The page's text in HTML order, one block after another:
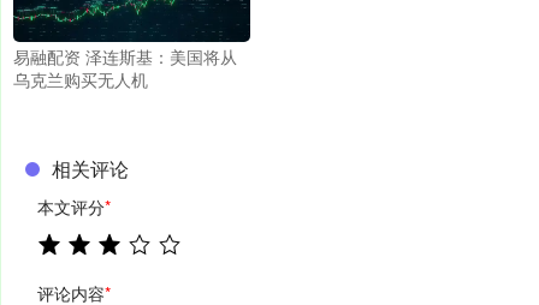
易融配资 泽连斯基：美国将从
乌克兰购买无人机
相关评论
本文评分*
评论内容*